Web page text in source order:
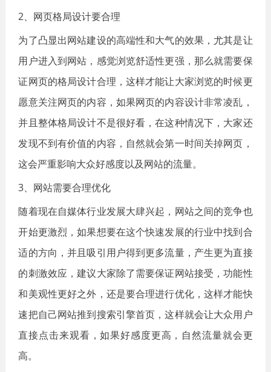
2、网页格局设计要合理
为了凸显出网站建设的高端性和大气的效果，尤其是让
用户进入到网站，感觉浏览舒适性更强，那么就需要保
证网页的格局设计合理，这样才能让大家浏览的时候更
愿意关注网页的内容，如果网页的内容设计非常凌乱，
并且整体格局设计不是很好看，在这种情况下，大家还
发现不到有价值的内容，自然就会第一时间关掉网页，
这会严重影响大众好感度以及网站的流量。
3、网站需要合理优化
随着现在自媒体行业发展大肆兴起，网站之间的竞争也
开始更激烈，如果想要在这个快速发展的行业中找到合
适的方向，并且吸引用户得到更多流量，产生更为直接
的刺激效应，建议大家除了需要保证网站接受，功能性
和美观性更好之外，还是要合理进行优化，这样才能快
速把自己网站推到搜索引擎首页，这样就会让大众用户
直接点击来观看，如果好感度更高，自然流量就会更
高。